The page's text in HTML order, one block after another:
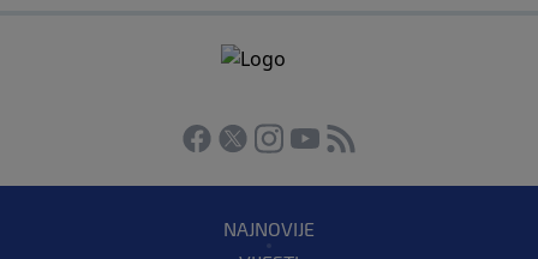
NAJNOVIJE